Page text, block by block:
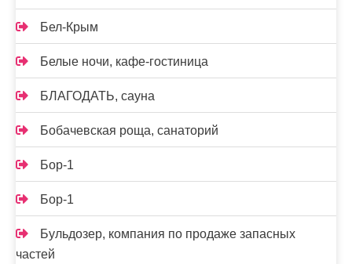
Бел-Крым
Белые ночи, кафе-гостиница
БЛАГОДАТЬ, сауна
Бобачевская роща, санаторий
Бор-1
Бор-1
Бульдозер, компания по продаже запасных
частей